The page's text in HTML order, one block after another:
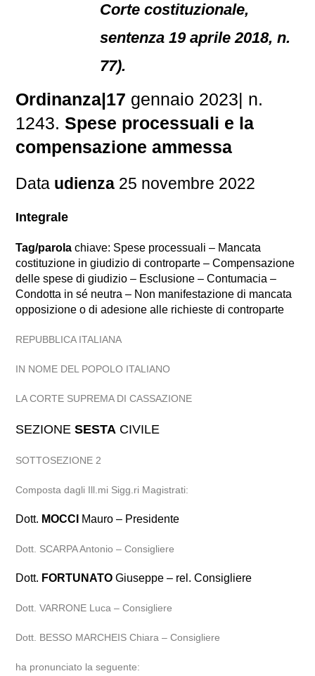
Corte costituzionale,
sentenza 19 aprile 2018, n.
77).
Ordinanza|17 gennaio 2023| n.
1243.Spese processuali e la
compensazione ammessa
Data udienza 25 novembre 2022
Integrale
Tag/parola chiave: Spese processuali – Mancata
costituzione in giudizio di controparte – Compensazione
delle spese di giudizio – Esclusione – Contumacia –
Condotta in sé neutra – Non manifestazione di mancata
opposizione o di adesione alle richieste di controparte
REPUBBLICA ITALIANA
IN NOME DEL POPOLO ITALIANO
LA CORTE SUPREMA DI CASSAZIONE
SEZIONESESTA CIVILE
SOTTOSEZIONE 2
Composta dagli Ill.mi Sigg.ri Magistrati:
Dott. MOCCI Mauro – Presidente
Dott. SCARPA Antonio – Consigliere
Dott. FORTUNATO Giuseppe – rel. Consigliere
Dott. VARRONE Luca – Consigliere
Dott. BESSO MARCHEIS Chiara – Consigliere
ha pronunciato la seguente: